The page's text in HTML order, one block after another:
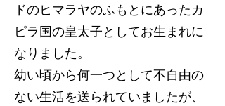
ドのヒマラヤのふもとにあったカ
ピラ国の皇太子としてお生まれに
なりました。
幼い頃から何一つとして不自由の
ない生活を送られていましたが、